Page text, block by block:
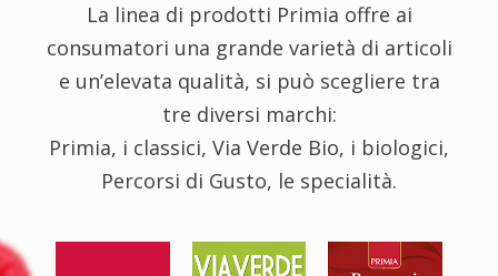
La linea di prodotti Primia offre ai
consumatori una grande varietà di articoli
e un’elevata qualità, si può scegliere tra
tre diversi marchi:
Primia, i classici, Via Verde Bio, i biologici,
Percorsi di Gusto, le specialità.